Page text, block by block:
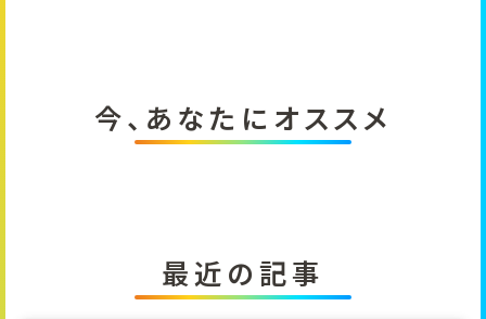
今、あなたにオススメ
最近の記事